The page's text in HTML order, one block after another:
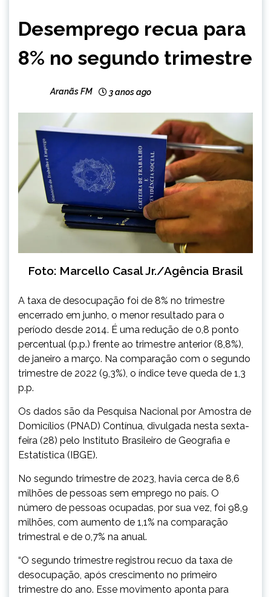
NOTÍCIAS
Desemprego recua para
8% no segundo trimestre
Aranãs FM 3 anos ago
Foto: Marcello Casal Jr./Agência Brasil
A taxa de desocupação foi de 8% no trimestre
encerrado em junho, o menor resultado para o
período desde 2014. É uma redução de 0,8 ponto
percentual (p.p.) frente ao trimestre anterior (8,8%),
de janeiro a março. Na comparação com o segundo
trimestre de 2022 (9,3%), o índice teve queda de 1,3
p.p.
Os dados são da Pesquisa Nacional por Amostra de
Domicílios (PNAD) Contínua, divulgada nesta sexta-
feira (28) pelo Instituto Brasileiro de Geografia e
Estatística (IBGE).
No segundo trimestre de 2023, havia cerca de 8,6
milhões de pessoas sem emprego no país. O
número de pessoas ocupadas, por sua vez, foi 98,9
milhões, com aumento de 1,1% na comparação
trimestral e de 0,7% na anual.
“O segundo trimestre registrou recuo da taxa de
desocupação, após crescimento no primeiro
trimestre do ano. Esse movimento aponta para